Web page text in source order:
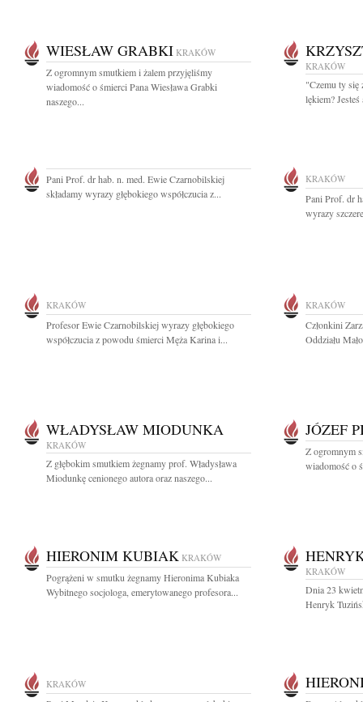
WIESŁAW GRABKI KRAKÓW
Z ogromnym smutkiem i żalem przyjęliśmy
wiadomość o śmierci Pana Wiesława Grabki
naszego...
KRAKÓW
"Czemu ty się
lękiem?
Pani Prof. dr hab. n. med. Ewie Czarnobilskiej
składamy wyrazy głębokiego współczucia z...
KRAKÓW
Pani Prof. dr
wyrazy
KRAKÓW
Profesor Ewie Czarnobilskiej wyrazy głębokiego
współczucia z powodu śmierci Męża Karina i...
KRAKÓW
Członkini
Oddziału
WŁADYSŁAW MIODUNKA
KRAKÓW
Z głębokim smutkiem żegnamy prof. Władysława
Miodunkę cenionego autora oraz naszego...
JÓZEF
Z ogromnym
wiadomość o
HIERONIM KUBIAK KRAKÓW
Pogrążeni w smutku żegnamy Hieronima Kubiaka
Wybitnego socjologa, emerytowanego profesora...
KRAKÓW
Dnia 23
Henryk
KRAKÓW